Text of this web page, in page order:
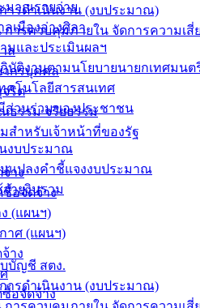
ารดำเนินงาน (งบประมาณ)
การควบคุมภายใน จัดการความเสี่
ล
ากรบุคคล
ริต
ธรรม จริยธรรม
สำหรับเจ้าหน้าที่ของรัฐ
าง
อจัดจ้าง
(แผนฯ)
าศ (แผนฯ)
าง
อจัดจ้าง
มาณรายจ่าย
เมืองอ่างศิลา
มและประเมินผลฯ
บัติงานตามนโยบายนายกเทศมนต
โนโลยีสารสนเทศ
ส่วนร่วมของประชาชน
งบประมาณ
นแปลงคำชี้แจงงบประมาณ
ายงินรวม
บัญชี สตง.
ารดำเนินงาน (งบประมาณ)